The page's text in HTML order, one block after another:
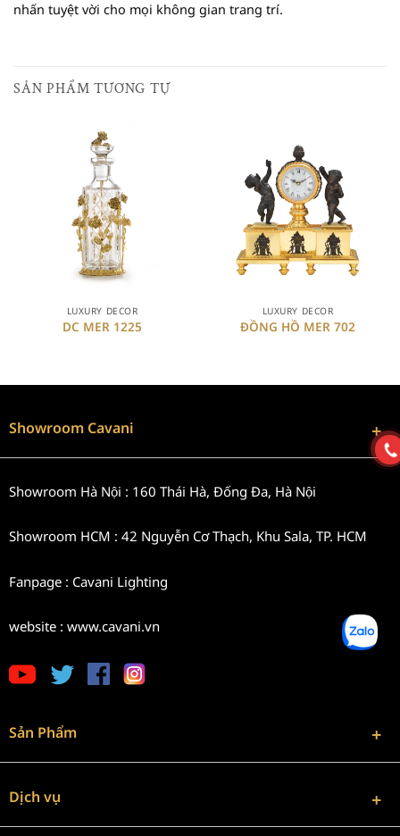
nhấn tuyệt vời cho mọi không gian trang trí.
SẢN PHẨM TƯƠNG TỰ
LUXURY DECOR
DC MER 1225
LUXURY DECOR
ĐỒNG HỒ MER 702
Showroom Cavani
Showroom Hà Nội : 160 Thái Hà, Đống Đa, Hà Nội
Showroom HCM : 42 Nguyễn Cơ Thạch, Khu Sala, TP. HCM
Fanpage : Cavani Lighting
website : www.cavani.vn
Sản Phẩm
Dịch vụ